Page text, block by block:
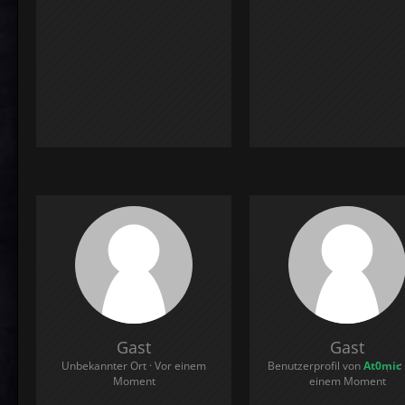
Gast
Unbekannter Ort Vor einem
Moment
Gast
Benutzerprofil vonAt0mic
einem Moment